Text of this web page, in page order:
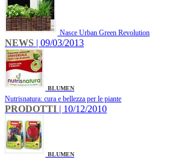
Nasce Urban Green Revolution
NEWS | 09/03/2013
BLUMEN
Nutrisnatura: cura e bellezza per le piante
PRODOTTI | 10/12/2010
BLUMEN